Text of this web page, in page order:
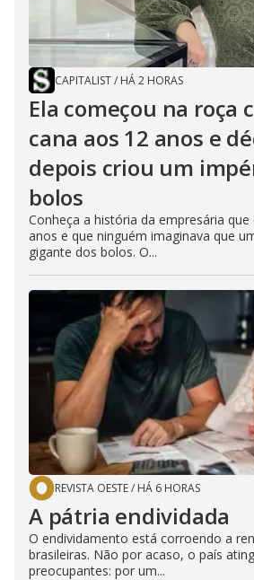
e
o
CAPITALIST/ HÁ 2 HORAS
Ela começou na roça
cana aos 12 anos e
depois criou um
bolos
Conheça a história da empresária
anos e que ninguém imaginava que
gigante dos bolos. O...
REVISTA OESTE/ HÁ 6 HORAS
A pátria endividada
O endividamento está corroendo a
brasileiras. Não por acaso, o país
preocupantes: por um...